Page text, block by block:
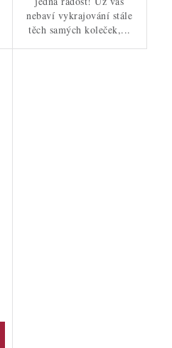
nebaví vykrajování stále
těch samých koleček,...